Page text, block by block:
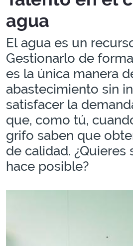
agua
El agua es un
Gestionarlo de
es la única manera
abastecimiento sin
satisfacer la
que, como tú,
grifo saben que
de calidad. ¿Quieres
hace posible?